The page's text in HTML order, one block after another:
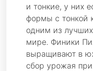
и тонкие, у них
формы с тонкой
одним из
мире. Финики
выращивают в
сбор урожая